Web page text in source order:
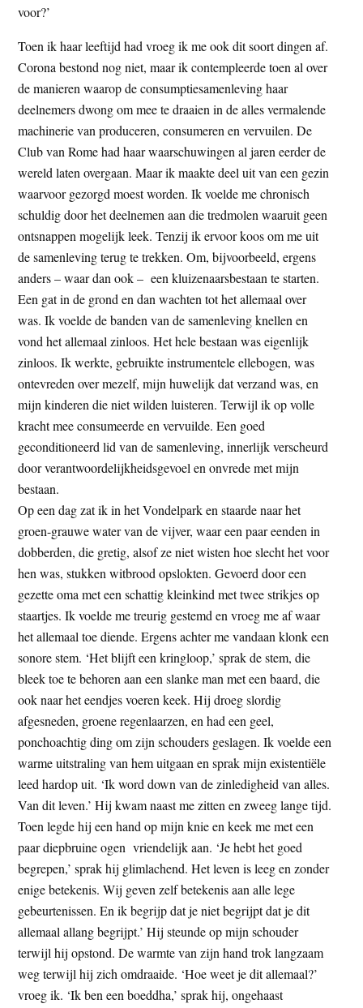
voor?’
Toen ik haar leeftijd had vroeg ik me ook dit soort dingen af.
Corona bestond nog niet, maar ik contempleerde toen al over
de manieren waarop de consumptiesamenleving haar
deelnemers dwong om mee te draaien in de alles vermalende
machinerie van produceren, consumeren en vervuilen. De
Club van Rome had haar waarschuwingen al jaren eerder de
wereld laten overgaan. Maar ik maakte deel uit van een gezin
waarvoor gezorgd moest worden. Ik voelde me chronisch
schuldig door het deelnemen aan die tredmolen waaruit geen
ontsnappen mogelijk leek. Tenzij ik ervoor koos om me uit
de samenleving terug te trekken. Om, bijvoorbeeld, ergens
anders – waar dan ook – een kluizenaarsbestaan te starten.
Een gat in de grond en dan wachten tot het allemaal over
was. Ik voelde de banden van de samenleving knellen en
vond het allemaal zinloos. Het hele bestaan was eigenlijk
zinloos. Ik werkte, gebruikte instrumentele ellebogen, was
ontevreden over mezelf, mijn huwelijk dat verzand was, en
mijn kinderen die niet wilden luisteren. Terwijl ik op volle
kracht mee consumeerde en vervuilde. Een goed
geconditioneerd lid van de samenleving, innerlijk verscheurd
door verantwoordelijkheidsgevoel en onvrede met mijn
bestaan.
Op een dag zat ik in het Vondelpark en staarde naar het
groen-grauwe water van de vijver, waar een paar eenden in
dobberden, die gretig, alsof ze niet wisten hoe slecht het voor
hen was, stukken witbrood opslokten. Gevoerd door een
gezette oma met een schattig kleinkind met twee strikjes op
staartjes. Ik voelde me treurig gestemd en vroeg me af waar
het allemaal toe diende. Ergens achter me vandaan klonk een
sonore stem. ‘Het blijft een kringloop,’ sprak de stem, die
bleek toe te behoren aan een slanke man met een baard, die
ook naar het eendjes voeren keek. Hij droeg slordig
afgesneden, groene regenlaarzen, en had een geel,
ponchoachtig ding om zijn schouders geslagen. Ik voelde een
warme uitstraling van hem uitgaan en sprak mijn existentiële
leed hardop uit. ‘Ik word down van de zinledigheid van alles.
Van dit leven.’ Hij kwam naast me zitten en zweeg lange tijd.
Toen legde hij een hand op mijn knie en keek me met een
paar diepbruine ogen vriendelijk aan. ‘Je hebt het goed
begrepen,’ sprak hij glimlachend. Het leven is leeg en zonder
enige betekenis. Wij geven zelf betekenis aan alle lege
gebeurtenissen. En ik begrijp dat je niet begrijpt dat je dit
allemaal allang begrijpt.’ Hij steunde op mijn schouder
terwijl hij opstond. De warmte van zijn hand trok langzaam
weg terwijl hij zich omdraaide. ‘Hoe weet je dit allemaal?’
vroeg ik. ‘Ik ben een boeddha,’ sprak hij, ongehaast